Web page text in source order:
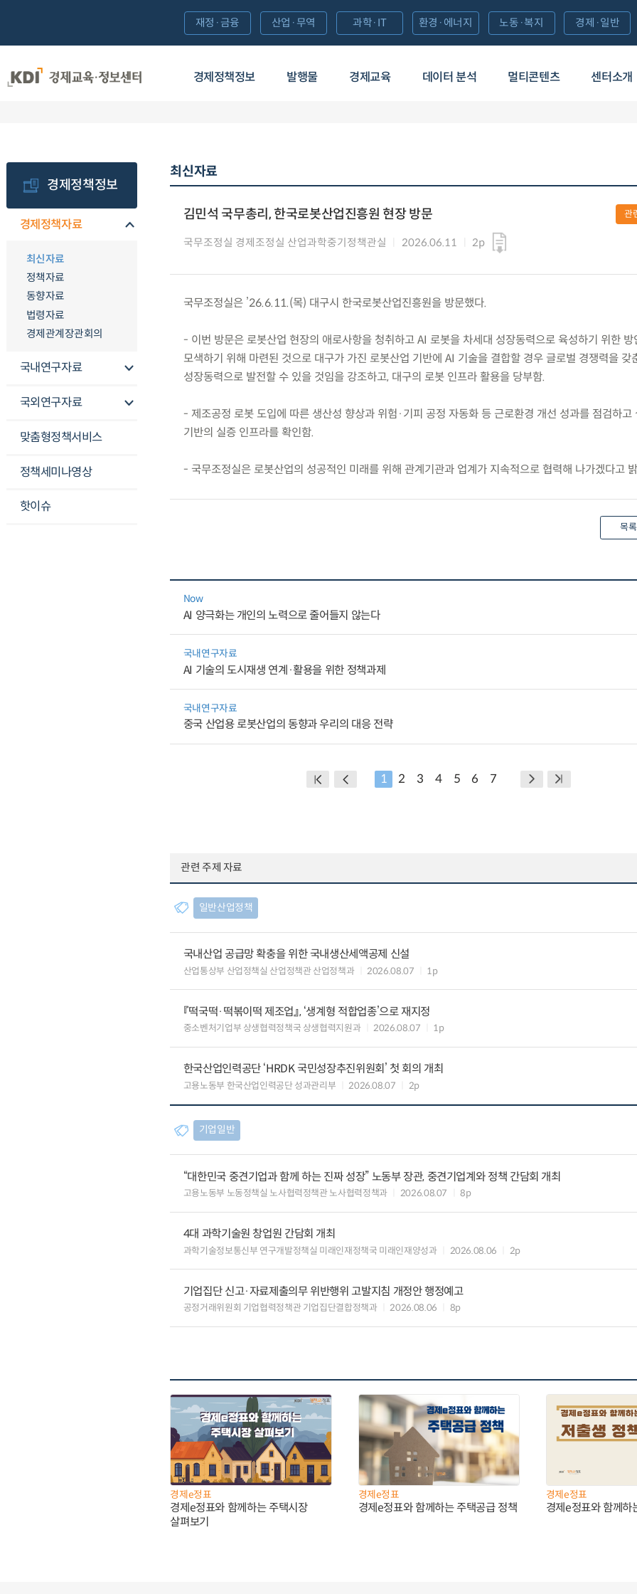
경제정책정보 발행물 경제교육 데이터 분석 멀티콘텐츠 센터소개
재정·금융 산업·무역 과학·IT 환경·에너지 노동·복지 경제·일반
경제정책정보
경제정책자료
최신자료
정책자료
동향자료
법령자료
경제관계장관회의
국내연구자료
국외연구자료
맞춤형정책서비스
정책세미나영상
핫이슈
최신자료
김민석 국무총리, 한국로봇산업진흥원 현장 방문
국무조정실 경제조정실 산업과학중기정책관실 2026.06.11 2p
관
국무조정실은 ’26.6.11.(목) 대구시 한국로봇산업진흥원을 방문했다.
- 이번 방문은 로봇산업 현장의 애로사항을 청취하고 AI 로봇을 차세대 성장동력으로 육성하기 위한 방
모색하기 위해 마련된 것으로 대구가 가진 로봇산업 기반에 AI 기술을 결합할 경우 글로벌 경쟁력을 갖
성장동력으로 발전할 수 있을 것임을 강조하고, 대구의 로봇 인프라 활용을 당부함.
- 제조공정 로봇 도입에 따른 생산성 향상과 위험·기피 공정 자동화 등 근로환경 개선 성과를 점검하고
기반의 실증 인프라를 확인함.
- 국무조정실은 로봇산업의 성공적인 미래를 위해 관계기관과 업계가 지속적으로 협력해 나가겠다고
목
Now
AI 양극화는 개인의 노력으로 줄어들지 않는다
국내연구자료
AI 기술의 도시재생 연계·활용을 위한 정책과제
국내연구자료
중국 산업용 로봇산업의 동향과 우리의 대응 전략
1 2 3 4 5 6 7
관련 주제 자료
일반산업정책
국내산업 공급망 확충을 위한 국내생산세액공제 신설
산업통상부 산업정책실 산업정책관 산업정책과 2026.08.07 1p
『떡국떡·떡볶이떡 제조업』, ‘생계형 적합업종’으로 재지정
중소벤처기업부 상생협력정책국 상생협력지원과 2026.08.07 1p
한국산업인력공단 ‘HRDK 국민성장추진위원회’ 첫 회의 개최
고용노동부 한국산업인력공단 성과관리부 2026.08.07 2p
기업일반
“대한민국 중견기업과 함께 하는 진짜 성장” 노동부 장관, 중견기업계와 정책 간담회 개최
고용노동부 노동정책실 노사협력정책관 노사협력정책과 2026.08.07 8p
4대 과학기술원 창업원 간담회 개최
과학기술정보통신부 연구개발정책실 미래인재정책국 미래인재양성과 2026.08.06 2p
기업집단 신고·자료제출의무 위반행위 고발지침 개정안 행정예고
공정거래위원회 기업협력정책관 기업집단결합정책과 2026.08.06 8p
경제e정표
경제e정표와 함께하는 주택시장
살펴보기
경제e정표
경제e정표와 함께하는 주택공급 정책
경제e정표
경제e정표와 함께하